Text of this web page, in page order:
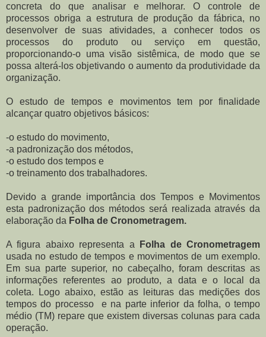
concreta do que analisar e melhorar. O controle de
processos obriga a estrutura de produção da fábrica, no
desenvolver de suas atividades, a conhecer todos os
processos do produto ou serviço em questão,
proporcionando-o uma visão sistêmica, de modo que se
possa alterá-los objetivando o aumento da produtividade da
organização.
O estudo de tempos e movimentos tem por finalidade
alcançar quatro objetivos básicos:
-o estudo do movimento,
-a padronização dos métodos,
-o estudo dos tempos e
-o treinamento dos trabalhadores.
Devido a grande importância dos Tempos e Movimentos
esta padronização dos métodos será realizada através da
elaboração da Folha de Cronometragem.
A figura abaixo representa a
Folha de Cronometragem
usada no estudo de tempos e movimentos de um exemplo.
Em sua parte superior, no cabeçalho, foram descritas as
informações referentes ao produto, a data e o local da
coleta. Logo abaixo, estão as leituras das medições dos
tempos do processo e na parte inferior da folha, o tempo
médio (TM) repare que existem diversas colunas para cada
operação.